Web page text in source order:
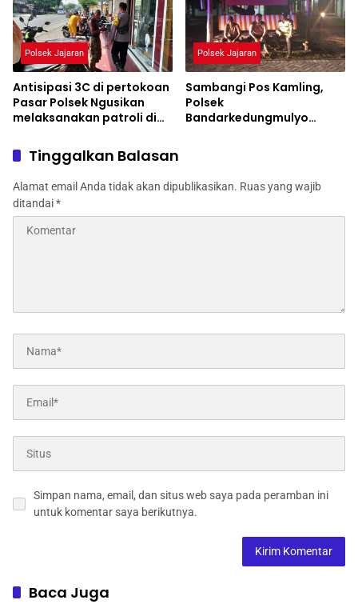
Polsek Jajaran
Antisipasi 3C di pertokoan
Pasar Polsek Ngusikan
melaksanakan patroli di
Polsek Jajaran
Sambangi Pos Kamling,
Polsek
Bandarkedungmulyo
Tinggalkan Balasan
Alamat email Anda tidak akan dipublikasikan. Ruas yang wajib
ditandai*
Simpan nama, email, dan situs web saya pada peramban ini
untuk komentar saya berikutnya.
Baca Juga